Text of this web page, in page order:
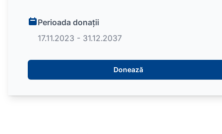
Perioada donații
17.11.2023 - 31.12.2037
Donează